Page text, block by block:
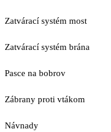
Zatvárací systém most
Zatvárací systém brána
Pasce na bobrov
Zábrany proti vtákom
Návnady